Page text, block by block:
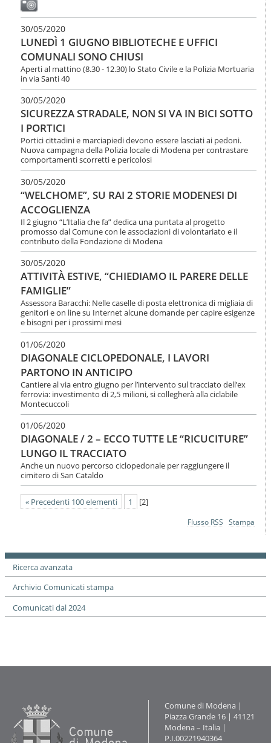
30/05/2020
LUNEDÌ 1 GIUGNO BIBLIOTECHE E UFFICI
COMUNALI SONO CHIUSI
Aperti al mattino (8.30 - 12.30) lo Stato Civile e la Polizia Mortuaria
in via Santi 40
30/05/2020
SICUREZZA STRADALE, NON SI VA IN BICI SOTTO
I PORTICI
Portici cittadini e marciapiedi devono essere lasciati ai pedoni.
Nuova campagna della Polizia locale di Modena per contrastare
comportamenti scorretti e pericolosi
30/05/2020
“WELCHOME”, SU RAI 2 STORIE MODENESI DI
ACCOGLIENZA
Il 2 giugno “L’Italia che fa” dedica una puntata al progetto
promosso dal Comune con le associazioni di volontariato e il
contributo della Fondazione di Modena
30/05/2020
ATTIVITÀ ESTIVE, “CHIEDIAMO IL PARERE DELLE
FAMIGLIE”
Assessora Baracchi: Nelle caselle di posta elettronica di migliaia di
genitori e on line su Internet alcune domande per capire esigenze
e bisogni per i prossimi mesi
01/06/2020
DIAGONALE CICLOPEDONALE, I LAVORI
PARTONO IN ANTICIPO
Cantiere al via entro giugno per l’intervento sul tracciato dell’ex
ferrovia: investimento di 2,5 milioni, si collegherà alla ciclabile
Montecuccoli
01/06/2020
DIAGONALE / 2 – ECCO TUTTE LE “RICUCITURE”
LUNGO IL TRACCIATO
Anche un nuovo percorso ciclopedonale per raggiungere il
cimitero di San Cataldo
« Precedenti 100 elementi 1 [2]
Flusso RSS Stampa
Ricerca avanzata
Archivio Comunicati stampa
Comunicati dal 2024
Contatti
Comune di Modena |
Piazza Grande 16 | 41121
Modena – Italia |
P.I.00221940364